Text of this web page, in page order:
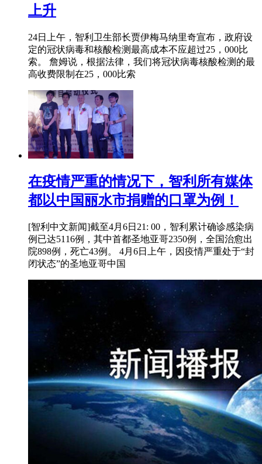
上升
24日上午，智利卫生部长贾伊梅马纳里奇宣布，政府设
定的冠状病毒和核酸检测最高成本不应超过25，000比
索。 詹姆说，根据法律，我们将冠状病毒核酸检测的最
高收费限制在25，000比索
在疫情严重的情况下，智利所有媒体
都以中国丽水市捐赠的口罩为例！
[智利中文新闻]截至4月6日21: 00，智利累计确诊感染病
例已达5116例，其中首都圣地亚哥2350例，全国治愈出
院898例，死亡43例。 4月6日上午，因疫情严重处于“封
闭状态”的圣地亚哥中国